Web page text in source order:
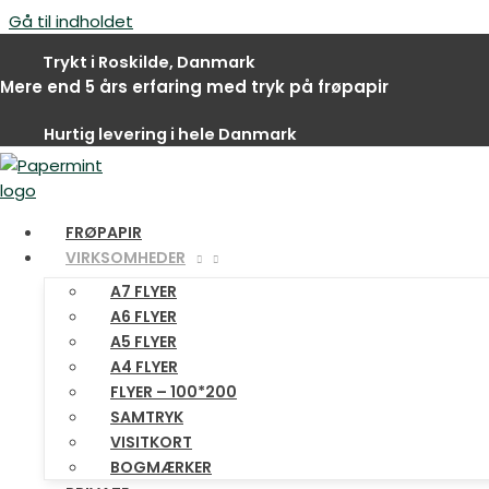
Gå til indholdet
Trykt i Roskilde, Danmark
Mere end 5 års erfaring med tryk på frøpapir
Hurtig levering i hele Danmark
FRØPAPIR
VIRKSOMHEDER
A7 FLYER
A6 FLYER
A5 FLYER
A4 FLYER
FLYER – 100*200
SAMTRYK
VISITKORT
BOGMÆRKER
Blomsterkort
Blomsterkort fremstilles af genbrugspapir, hvori der er
Vores blomsterkort kan købes i forskellige designs. Du
Det er muligt at personalisere nogle af vores designs
gerne med designet eller layoutet af et unikt fødselskort,
PRIS: kr. 15,- / stk. (minimumsbestilling via email: 50 stk.)
Frøpapir kort – buket #1
Frøpapir kort – Vis in badkuip #2